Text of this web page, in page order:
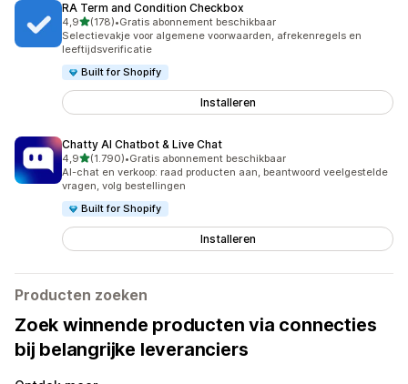
RA Term and Condition Checkbox
4,9van 5 sterren
(178)
178 recensies in totaal
•Gratis abonnement beschikbaar
Selectievakje voor algemene voorwaarden, afrekenregels en
leeftijdsverificatie
Built for Shopify
Installeren
Chatty AI Chatbot & Live Chat
4,9van 5 sterren
(1.790)
1790 recensies in totaal
•Gratis abonnement beschikbaar
AI-chat en verkoop: raad producten aan, beantwoord veelgestelde
vragen, volg bestellingen
Built for Shopify
Installeren
Producten zoeken
Zoek winnende producten via connecties
bij belangrijke leveranciers